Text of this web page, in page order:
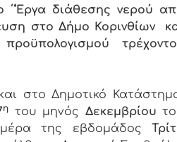
΄΄Έργα διάθεσης νερού
στο Δήμο Κορινθίων
στο Δημοτικό
η του μηνός Δεκεμβρίου
της εβδομάδος